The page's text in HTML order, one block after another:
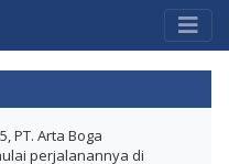
PT. Arta Boga
perjalanannya di